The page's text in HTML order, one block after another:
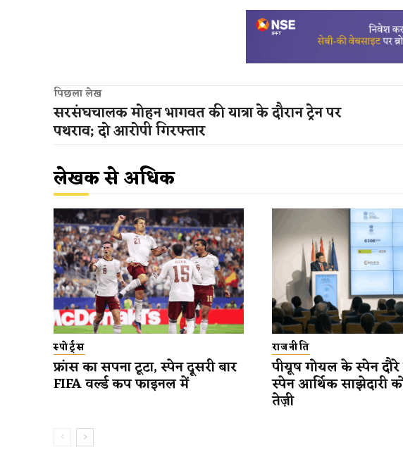
पिछला लेख
सरसंघचालक मोहन भागवत की यात्रा के दौरान ट्रेन पर
पथराव; दो आरोपी गिरफ्तार
लेखक से अधिक
स्पोर्ट्स
फ्रांस का सपना टूटा, स्पेन दूसरी बार
FIFA वर्ल्ड कप फाइनल में
राजनीति
पीयूष गोयल के स्पेन
स्पेन आर्थिक साझेदारी
तेज़ी